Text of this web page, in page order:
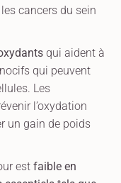
cancers du sein
qui aident à
qui peuvent
Les
l’oxydation
un gain de poids
est faible en